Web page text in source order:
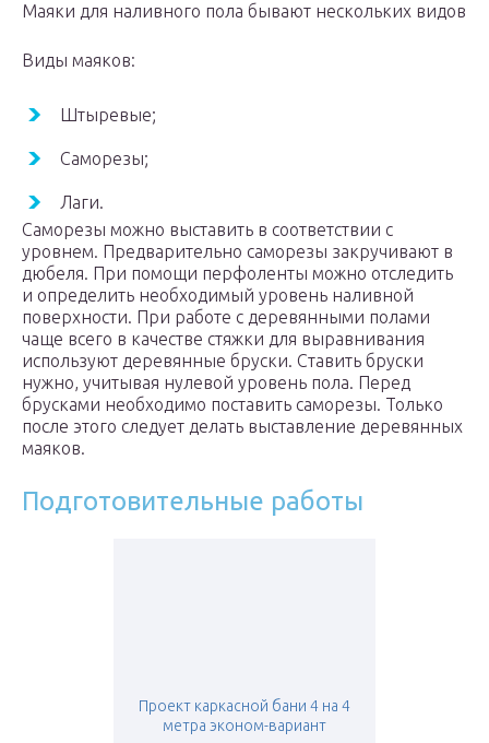
Маяки для наливного пола бывают нескольких видов
Виды маяков:
Штыревые;
Саморезы;
Лаги.
Саморезы можно выставить в соответствии с
уровнем. Предварительно саморезы закручивают в
дюбеля. При помощи перфоленты можно отследить
и определить необходимый уровень наливной
поверхности. При работе с деревянными полами
чаще всего в качестве стяжки для выравнивания
используют деревянные бруски. Ставить бруски
нужно, учитывая нулевой уровень пола. Перед
брусками необходимо поставить саморезы. Только
после этого следует делать выставление деревянных
маяков.
Подготовительные работы
Проект каркасной бани 4 на 4
метра эконом-вариант